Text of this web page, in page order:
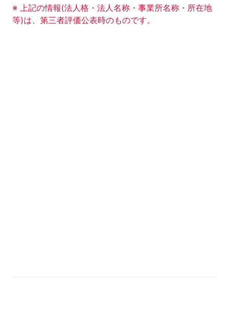
事業所の基礎データの読み上げは以上です。
※ 上記の情報(法人格・法人名称・事業所名称・所在地
等)は、第三者評価公表時のものです。